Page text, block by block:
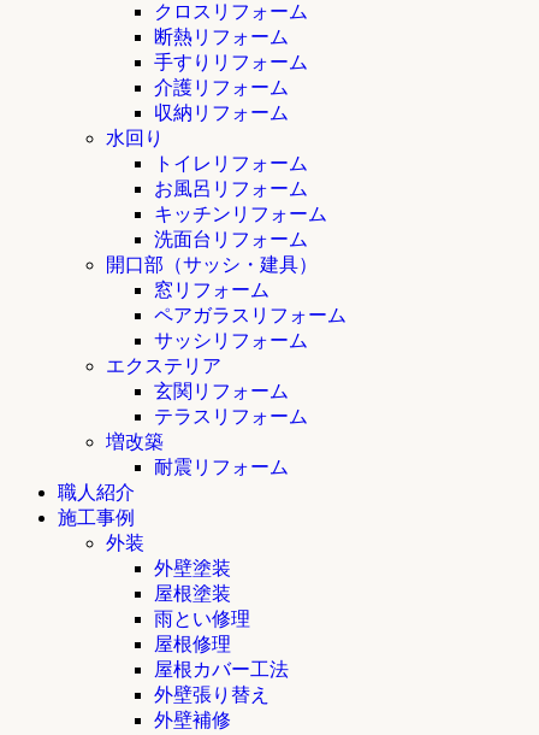
クロスリフォーム
断熱リフォーム
手すりリフォーム
介護リフォーム
収納リフォーム
水回り
トイレリフォーム
お風呂リフォーム
キッチンリフォーム
洗面台リフォーム
開口部（サッシ・建具）
窓リフォーム
ペアガラスリフォーム
サッシリフォーム
エクステリア
玄関リフォーム
テラスリフォーム
増改築
耐震リフォーム
職人紹介
施工事例
外装
外壁塗装
屋根塗装
雨とい修理
屋根修理
屋根カバー工法
外壁張り替え
外壁補修